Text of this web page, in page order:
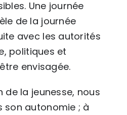
Une journée
de la journée
avec les autorités
politiques et
envisagée.
la jeunesse, nous
son autonomie ; à